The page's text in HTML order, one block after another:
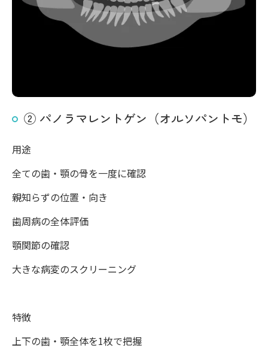
② パノラマレントゲン（オルソパントモ）
用途
全ての歯・顎の骨を一度に確認
親知らずの位置・向き
歯周病の全体評価
顎関節の確認
大きな病変のスクリーニング
特徴
上下の歯・顎全体を1枚で把握